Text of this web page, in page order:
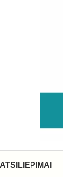
ATSILIEPIMAI